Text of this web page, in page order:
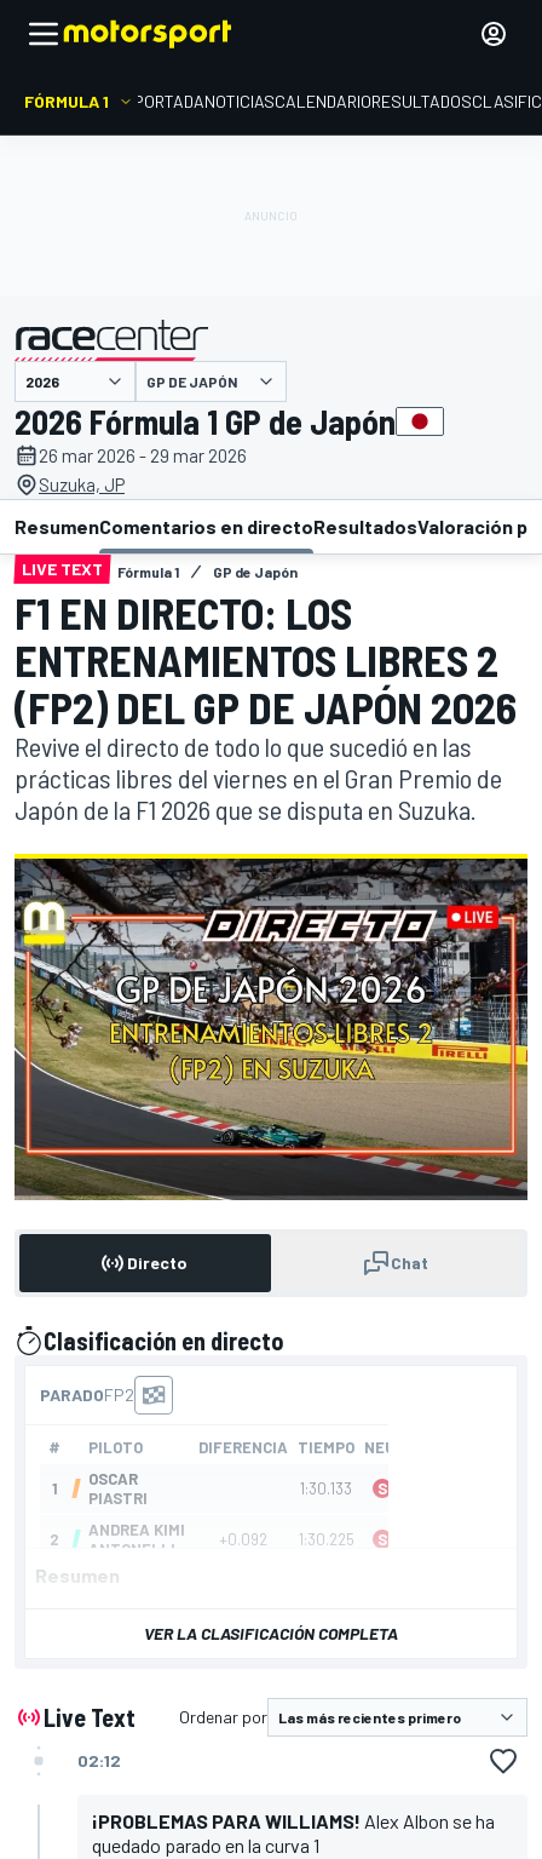
FÓRMULA 1 PORTADANOTICIASCALENDARIORESULTADOS
GP DE JAPÓN
2026 Fórmula 1 GP de Japón
26 mar 2026 - 29 mar 2026
Suzuka, JP
ResumenComentarios en directoResultadosValoración
LIVE TEXT Fórmula 1 GP de Japón
F1 EN DIRECTO: LOS
ENTRENAMIENTOS LIBRES 2
(FP2) DEL GP DE JAPÓN 2026
Revive el directo de todo lo que sucedió en las
prácticas libres del viernes en el Gran Premio de
Japón de la F1 2026 que se disputa en Suzuka.
Directo Chat
Clasificación en directo
Resumen
VER LA CLASIFICACIÓN COMPLETA
Live Text Ordenar por
02:12
¡PROBLEMAS PARA WILLIAMS! Alex Albon se ha
quedado parado en la curva 1